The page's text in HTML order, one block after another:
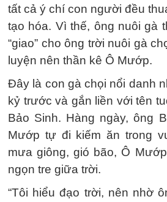
tất cả ý chí con người đều
tạo hóa. Vì thế, ông nuôi gà
“giao” cho ông trời nuôi gà
luyện nên thần kê Ô Mướp.
Ðây là con gà chọi nổi danh
kỷ trước và gắn liền với tên
Bảo Sinh. Hàng ngày, ông
Mướp tự đi kiếm ăn trong
mưa giông, gió bão, Ô
ngọn tre giữa trời.
“Tôi hiểu đạo trời, nên nhờ